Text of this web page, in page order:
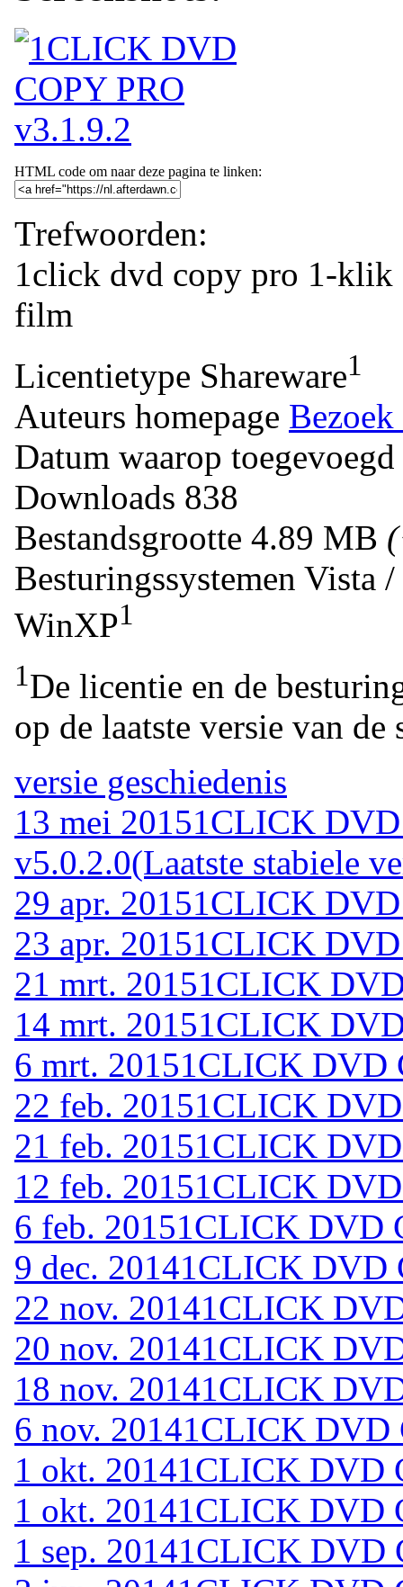
HTML code om naar deze pagina te linken:
Trefwoorden:
1click dvd copy pro 1-klik
film
Licentietype Shareware1
Auteurs homepage
Datum waarop toegevoegd
Downloads 838
Bestandsgrootte 4.89 MB
Besturingssystemen Vista
WinXP1
1De licentie en de
op de laatste versie van de
versie geschiedenis
13 mei 20151CLICK
v5.0.2.0(Laatste stabiele
29 apr. 20151CLICK
23 apr. 20151CLICK
21 mrt. 20151CLICK
14 mrt. 20151CLICK
6 mrt. 20151CLICK DVD
22 feb. 20151CLICK
21 feb. 20151CLICK
12 feb. 20151CLICK
6 feb. 20151CLICK DVD
9 dec. 20141CLICK DVD
22 nov. 20141CLICK
20 nov. 20141CLICK
18 nov. 20141CLICK
6 nov. 20141CLICK DVD
1 okt. 20141CLICK DVD
1 okt. 20141CLICK DVD
1 sep. 20141CLICK DVD